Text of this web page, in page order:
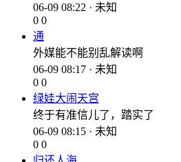
06-09 08:22 · 未知
0 0
通
外媒能不能别乱解读啊
06-09 08:17 · 未知
0 0
绿娃大闹天宫
终于有准信儿了，踏实了
06-09 08:15 · 未知
0 0